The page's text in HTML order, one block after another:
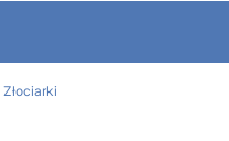
Złociarki